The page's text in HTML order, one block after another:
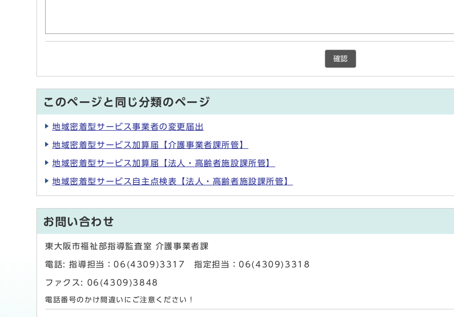
確認
このページと同じ分類のページ
地域密着型サービス事業者の変更届出
地域密着型サービス加算届【介護事業者課所管】
地域密着型サービス加算届【法人・高齢者施設課所管】
地域密着型サービス自主点検表【法人・高齢者施設課所管】
お問い合わせ
東大阪市福祉部指導監査室 介護事業者課
電話: 指導担当：06(4309)3317 指定担当：06(4309)3318
ファクス: 06(4309)3848
電話番号のかけ間違いにご注意ください！